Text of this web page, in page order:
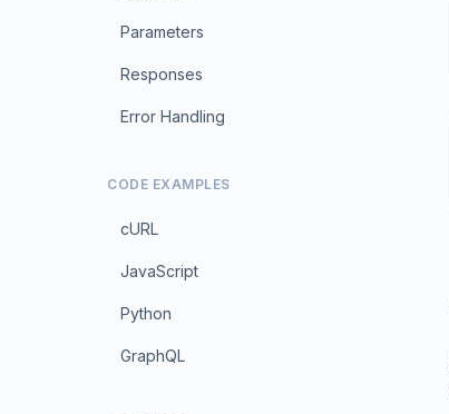
Parameters
Responses
Error Handling
CODE EXAMPLES
cURL
JavaScript
Python
GraphQL